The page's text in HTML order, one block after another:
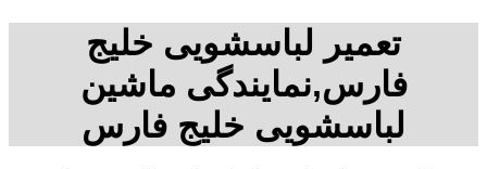
تعمیر لباسشویی خلیج
فارس,نمایندگی ماشین
لباسشویی خلیج فارس